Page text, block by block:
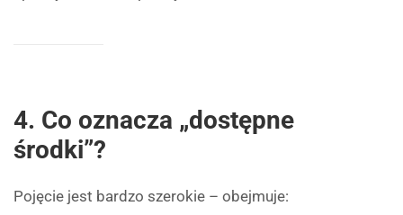
4. Co oznacza „dostępne
środki”?
Pojęcie jest bardzo szerokie – obejmuje: